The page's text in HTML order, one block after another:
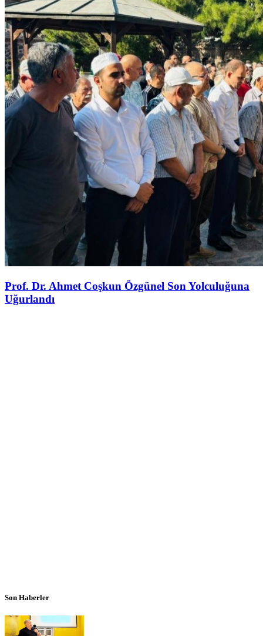
Prof. Dr. Ahmet Coşkun Özgünel Son Yolculuğuna
Uğurlandı
Son Haberler